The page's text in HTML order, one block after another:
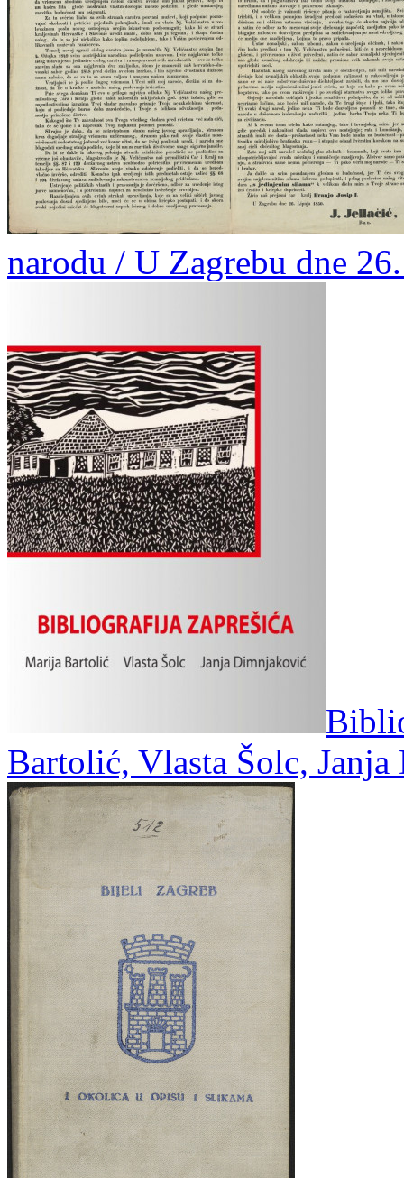
narodu / U Zagrebu dne
Bartolić, Vlasta Šolc,